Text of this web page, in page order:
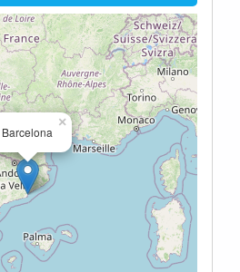
Barcelona
×